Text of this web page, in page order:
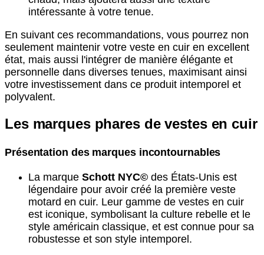
intéressante à votre tenue.
En suivant ces recommandations, vous pourrez non
seulement maintenir votre veste en cuir en excellent
état, mais aussi l'intégrer de manière élégante et
personnelle dans diverses tenues, maximisant ainsi
votre investissement dans ce produit intemporel et
polyvalent.
Les marques phares de vestes en cuir
Présentation des marques incontournables
La marque Schott NYC© des États-Unis est
légendaire pour avoir créé la première veste
motard en cuir. Leur gamme de vestes en cuir
est iconique, symbolisant la culture rebelle et le
style américain classique, et est connue pour sa
robustesse et son style intemporel.